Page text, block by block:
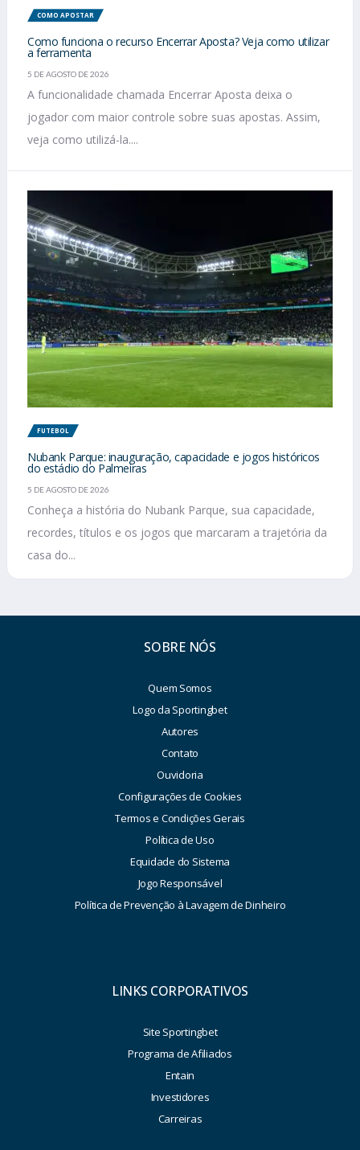
COMO APOSTAR
Como funciona o recurso Encerrar Aposta? Veja como utilizar
a ferramenta
5 DE AGOSTO DE 2026
A funcionalidade chamada Encerrar Aposta deixa o
jogador com maior controle sobre suas apostas. Assim,
veja como utilizá-la....
FUTEBOL
Nubank Parque: inauguração, capacidade e jogos históricos
do estádio do Palmeiras
5 DE AGOSTO DE 2026
Conheça a história do Nubank Parque, sua capacidade,
recordes, títulos e os jogos que marcaram a trajetória da
casa do...
SOBRE NÓS
Quem Somos
Logo da Sportingbet
Autores
Contato
Ouvidoria
Configurações de Cookies
Termos e Condições Gerais
Política de Uso
Equidade do Sistema
Jogo Responsável
Política de Prevenção à Lavagem de Dinheiro
LINKS CORPORATIVOS
Site Sportingbet
Programa de Afiliados
Entain
Investidores
Carreiras